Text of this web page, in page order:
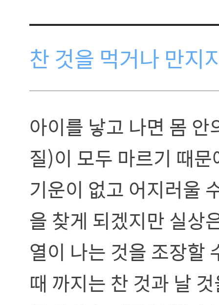
찬 것을 먹거나 만지
아이를 낳고 나면 몸
질)이 모두 마르기 때
기운이 없고 어지러울
을 찾게 되겠지만 실상
열이 나는 것을 조장할
때 까지는 찬 것과 날